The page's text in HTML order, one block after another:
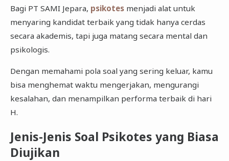
Bagi PT SAMI Jepara, psikotesmenjadi alat untuk
menyaring kandidat terbaik yang tidak hanya cerdas
secara akademis, tapi juga matang secara mental dan
psikologis.
Dengan memahami pola soal yang sering keluar, kamu
bisa menghemat waktu mengerjakan, mengurangi
kesalahan, dan menampilkan performa terbaik di hari
H.
Jenis-Jenis Soal Psikotes yang Biasa
Diujikan